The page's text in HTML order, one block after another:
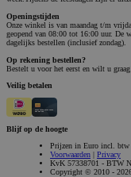
Openingstijden
Onze winkel is van maandag t/m
geopend van 08:00 tot 16:00 uur. De
dagelijks bestellen (inclusief zondag).
Op rekening bestellen?
Bestelt u voor het eerst en wilt u
Veilig betalen
Blijf op de hoogte
Prijzen in Euro incl. btw
Voorwaarden | Privacy
KvK 57338701 - BTW
Copyright © 2010 -